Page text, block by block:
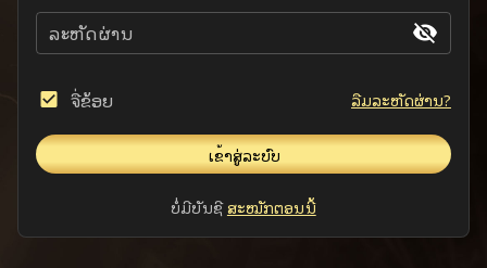
ລະຫັດຜ່ານ
ຈື່ຂ້ອຍ ລືມລະຫັດຜ່ານ?
ເຂົ້າສູ່ລະບົບ
ບໍ່ມີບັນຊີສະໝັກຕອນນີ້